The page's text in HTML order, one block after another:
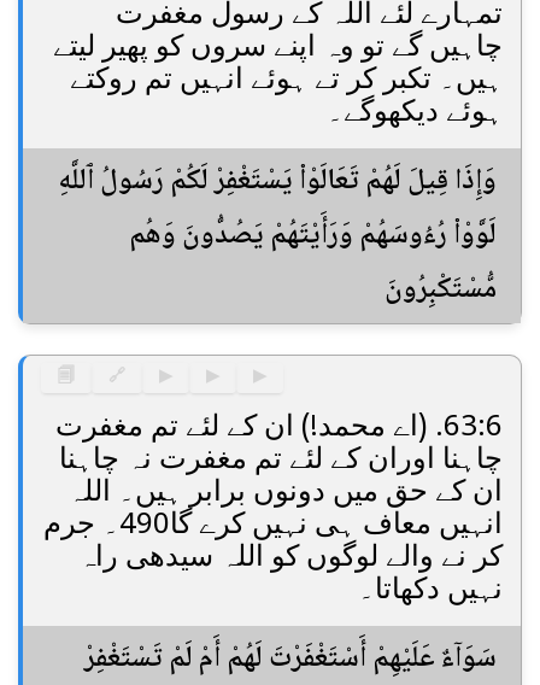
تمہارے لئے اللہ کے رسول مغفرت
چاہیں گے تو وہ اپنے سروں کو پھیر لیتے
ہیں۔ تکبر کر تے ہوئے انہیں تم روکتے
ہوئے دیکھوگے۔
وَإِذَا قِيلَ لَهُمْ تَعَالَوْا۟ يَسْتَغْفِرْ لَكُمْ رَسُولُ ٱللَّهِ
لَوَّوْا۟ رُءُوسَهُمْ وَرَأَيْتَهُمْ يَصُدُّونَ وَهُم
مُّسْتَكْبِرُونَ
▶
▶
▶
🔗
🗐
63:6. (اے محمد!) ان کے لئے تم مغفرت
چاہنا اوران کے لئے تم مغفرت نہ چاہنا
ان کے حق میں دونوں برابر ہیں۔ اللہ
انہیں معاف ہی نہیں کرے گا490۔ جرم
کر نے والے لوگوں کو اللہ سیدھی راہ
نہیں دکھاتا۔
سَوَآءٌ عَلَيْهِمْ أَسْتَغْفَرْتَ لَهُمْ أَمْ لَمْ تَسْتَغْفِرْ